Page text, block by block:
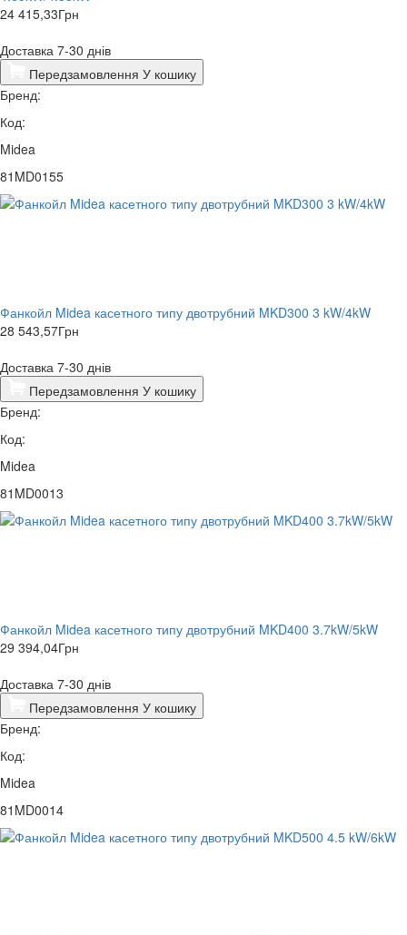
24 415,33Грн
Доставка 7-30 днів
Передзамовлення У кошику
Бренд:
Код:
Midea
81MD0155
Фанкойл Midea касетного типу двотрубний MKD300 3 kW/4kW
28 543,57Грн
Доставка 7-30 днів
Передзамовлення У кошику
Бренд:
Код:
Midea
81MD0013
Фанкойл Midea касетного типу двотрубний MKD400 3.7kW/5kW
29 394,04Грн
Доставка 7-30 днів
Передзамовлення У кошику
Бренд:
Код:
Midea
81MD0014